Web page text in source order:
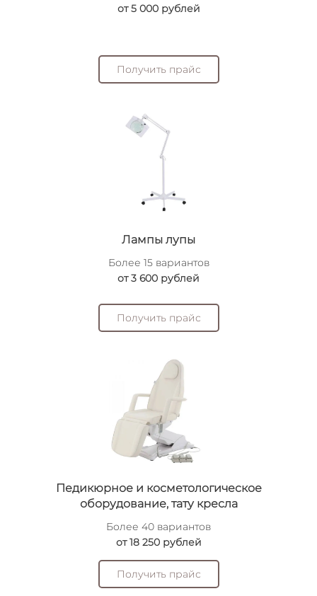
от 5 000 рублей
Получить прайс
Лампы лупы
Более 15 вариантов
от 3 600 рублей
Получить прайс
Педикюрное и косметологическое
оборудование, тату кресла
Более 40 вариантов
от 18 250 рублей
Получить прайс